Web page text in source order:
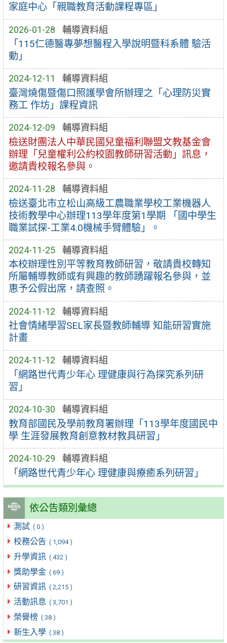
家庭中心「親職教育活動課程專區」
2026-01-28 輔導資料組
「115仁德醫專夢想醫程入學說明暨科系體 驗活
動」
2024-12-11 輔導資料組
臺灣燒傷暨傷口照護學會所辦理之「心理防災實
務工 作坊」課程資訊
2024-12-09 輔導資料組
檢送財團法人中華民國兒童福利聯盟文教基金會
辦理「兒童權利公約校園教師研習活動」訊息，
邀請貴校報名參與。
2024-11-28 輔導資料組
檢送臺北市立松山高級工農職業學校工業機器人
技術教學中心辦理113學年度第1學期 「國中學生
職業試探-工業4.0機械手臂體驗」。
2024-11-25 輔導資料組
本校辦理性別平等教育教師研習，敬請貴校轉知
所屬輔導教師或有興趣的教師踴躍報名參與，並
惠予公假出席，請查照。
2024-11-12 輔導資料組
社會情緒學習SEL家長暨教師輔導 知能研習實施
計畫
2024-11-12 輔導資料組
「網路世代青少年心 理健康與行為探究系列研
習」
2024-10-30 輔導資料組
教育部國民及學前教育署辦理「113學年度國民中
學 生涯發展教育創意教材教具研習」
2024-10-29 輔導資料組
「網路世代青少年心 理健康與療癒系列研習」
依公告類別彙總
測試 ( 0 )
校務公告 ( 1,094 )
升學資訊 ( 432 )
獎助學金 ( 69 )
研習資訊 ( 2,215 )
活動訊息 ( 3,701 )
榮譽榜 ( 38 )
新生入學 ( 38 )